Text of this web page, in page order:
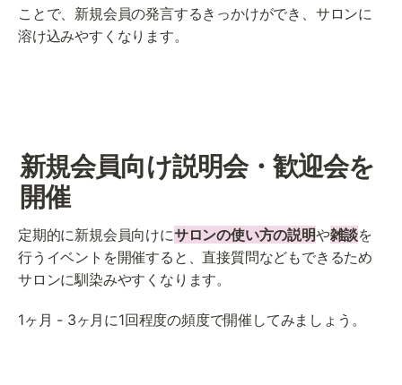
ことで、新規会員の発言するきっかけができ、サロンに
溶け込みやすくなります。
新規会員向け説明会・歓迎会を
開催
定期的に新規会員向けにサロンの使い方の説明や雑談を
行うイベントを開催すると、直接質問などもできるため
サロンに馴染みやすくなります。
1ヶ月 - 3ヶ月に1回程度の頻度で開催してみましょう。